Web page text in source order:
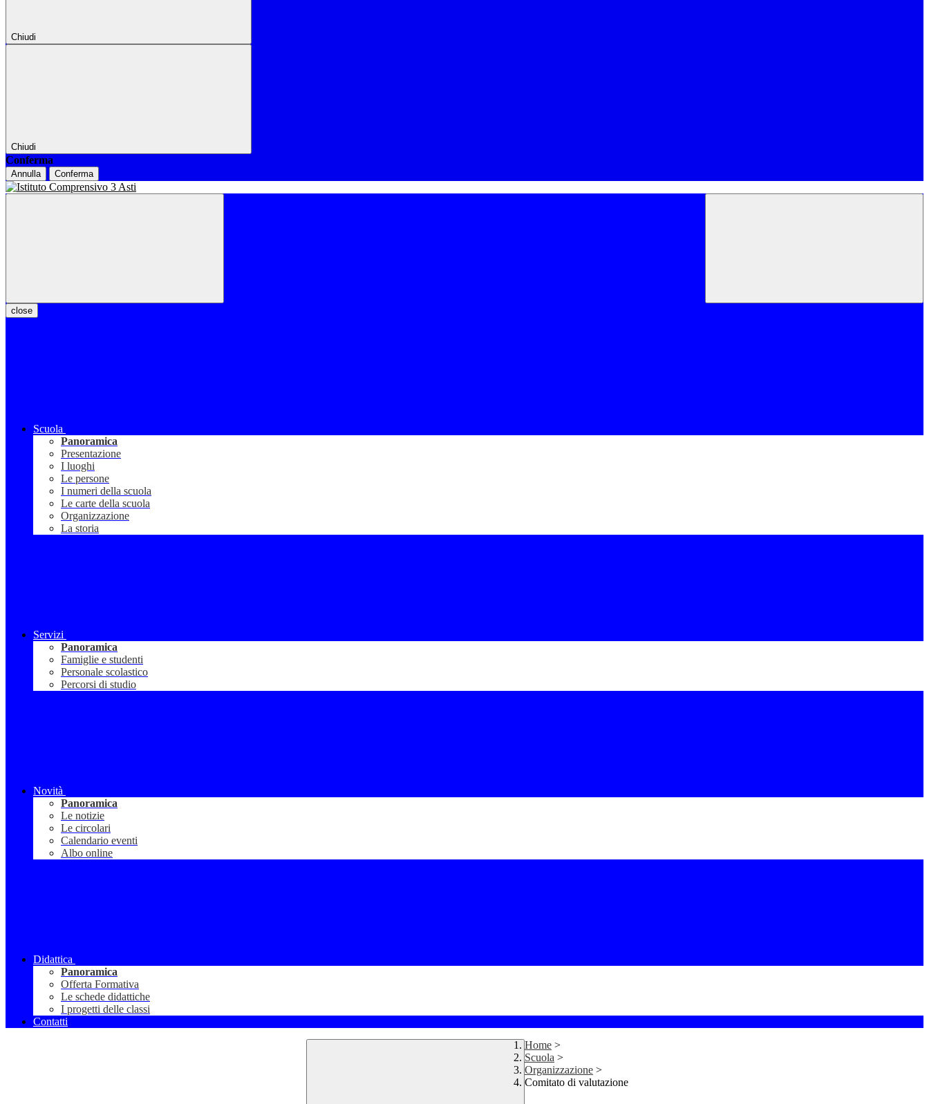
Chiudi
Chiudi
Conferma
Annulla Conferma
close
Scuola
Panoramica
Presentazione
I luoghi
Le persone
I numeri della scuola
Le carte della scuola
Organizzazione
La storia
Servizi
Panoramica
Famiglie e studenti
Personale scolastico
Percorsi di studio
Novità
Panoramica
Le notizie
Le circolari
Calendario eventi
Albo online
Didattica
Panoramica
Offerta Formativa
Le schede didattiche
I progetti delle classi
Contatti
Home >
Scuola >
Organizzazione >
Comitato di valutazione